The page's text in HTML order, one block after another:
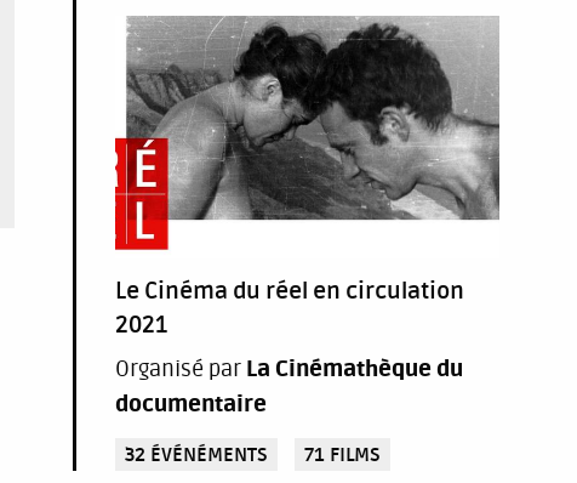
Le Cinéma du réel en circulation
2021
Organisé par La Cinémathèque du
documentaire
32 ÉVÉNÉMENTS 71 FILMS